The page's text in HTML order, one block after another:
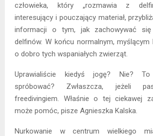
człowieka, który „rozmawia z
interesujący i pouczający materiał,
informacji o tym, jak zachowywać
delfinów. W końcu normalnym, myślącym
o dobro tych wspaniałych zwierząt.
Uprawialiście kiedyś jogę? Nie?
spróbować? Zwłaszcza, jeżeli
freedivingiem. Właśnie o tej ciekawej
może pomóc, pisze Agnieszka Kalska.
Nurkowanie w centrum wielkiego